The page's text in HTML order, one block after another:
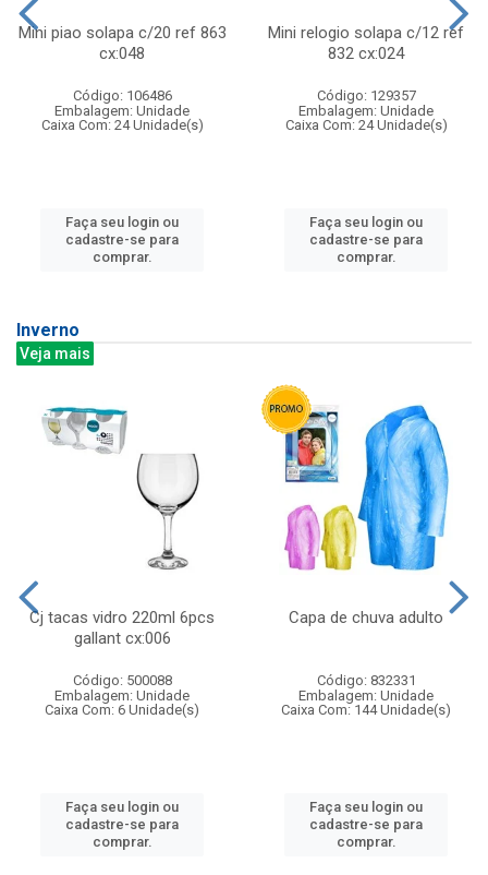
Mini piao solapa c/20 ref 863
cx:048
Código: 106486
Embalagem: Unidade
Caixa Com: 24 Unidade(s)
Faça seu login ou
cadastre-se para
comprar.
Mini relogio solapa c/12 ref
832 cx:024
Código: 129357
Embalagem: Unidade
Caixa Com: 24 Unidade(s)
Faça seu login ou
cadastre-se para
comprar.
Inverno
Veja mais
Cj tacas vidro 220ml 6pcs
gallant cx:006
Código: 500088
Embalagem: Unidade
Caixa Com: 6 Unidade(s)
Faça seu login ou
cadastre-se para
comprar.
Capa de chuva adulto
Código: 832331
Embalagem: Unidade
Caixa Com: 144 Unidade(s)
Faça seu login ou
cadastre-se para
comprar.